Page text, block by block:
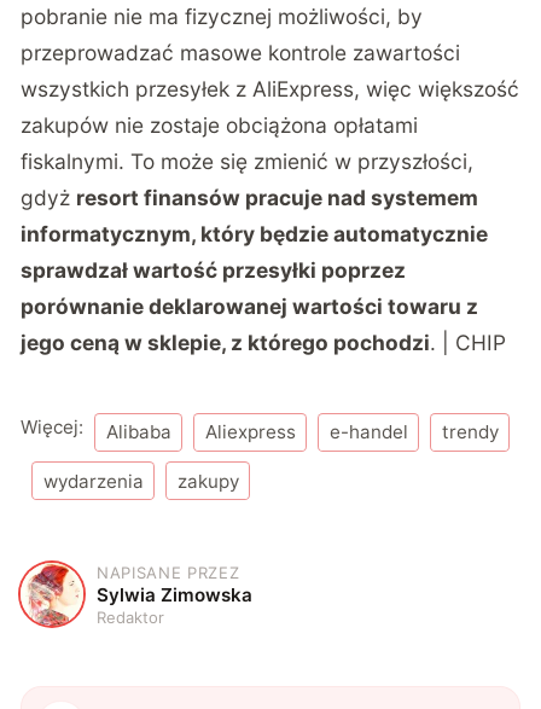
pobranie nie ma fizycznej możliwości, by
przeprowadzać masowe kontrole zawartości
wszystkich przesyłek z AliExpress, więc większość
zakupów nie zostaje obciążona opłatami
fiskalnymi. To może się zmienić w przyszłości,
gdyż resort finansów pracuje nad systemem
informatycznym, który będzie automatycznie
sprawdzał wartość przesyłki poprzez
porównanie deklarowanej wartości towaru z
jego ceną w sklepie, z którego pochodzi. | CHIP
Więcej: Alibaba Aliexpress e-handel trendy
wydarzenia zakupy
S
NAPISANE PRZEZ
Sylwia Zimowska
Redaktor